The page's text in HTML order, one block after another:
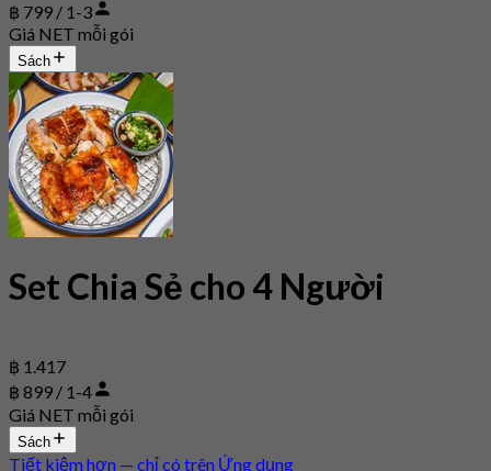
฿ 799 / 1-3
Giá NET mỗi gói
Sách
Set Chia Sẻ cho 4 Người
฿ 1.417
฿ 899 / 1-4
Giá NET mỗi gói
Sách
Tiết kiệm hơn — chỉ có trên Ứng dụng